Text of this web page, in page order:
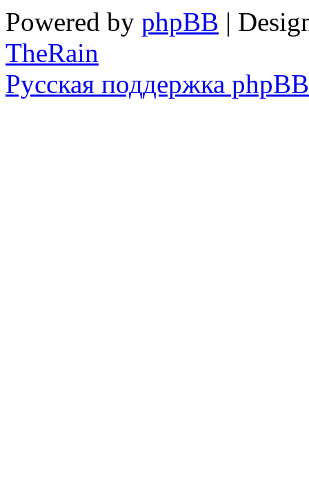
Powered by phpBB |
TheRain
Русская поддержка phpBB